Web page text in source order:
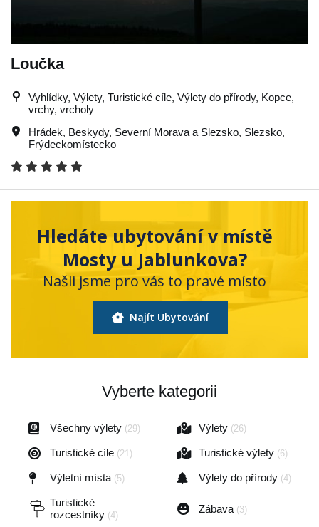
Vyberte kategorii
Všechny výlety (29) Výlety (26)
Turistické cíle (21) Turistické výlety (6)
Výletní místa (5) Výlety do přírody (4)
Turistické
rozcestníky (4)
Zábava (3)
Loučka
Vyhlídky, Výlety, Turistické cíle, Výlety do přírody, Kopce,
vrchy, vrcholy
Hrádek, Beskydy, Severní Morava a Slezsko, Slezsko,
Frýdeckomístecko
Hledáte ubytování v místě
Mosty u Jablunkova?
Našli jsme pro vás to pravé místo
Najít Ubytování